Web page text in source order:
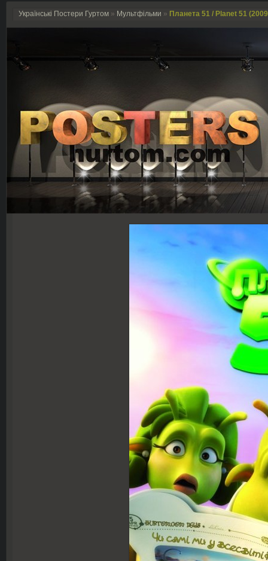
Українські Постери Гуртом » Мультфільми » Планета 51 / Planet 51